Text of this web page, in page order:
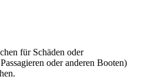
für Schäden oder
oder anderen Booten)